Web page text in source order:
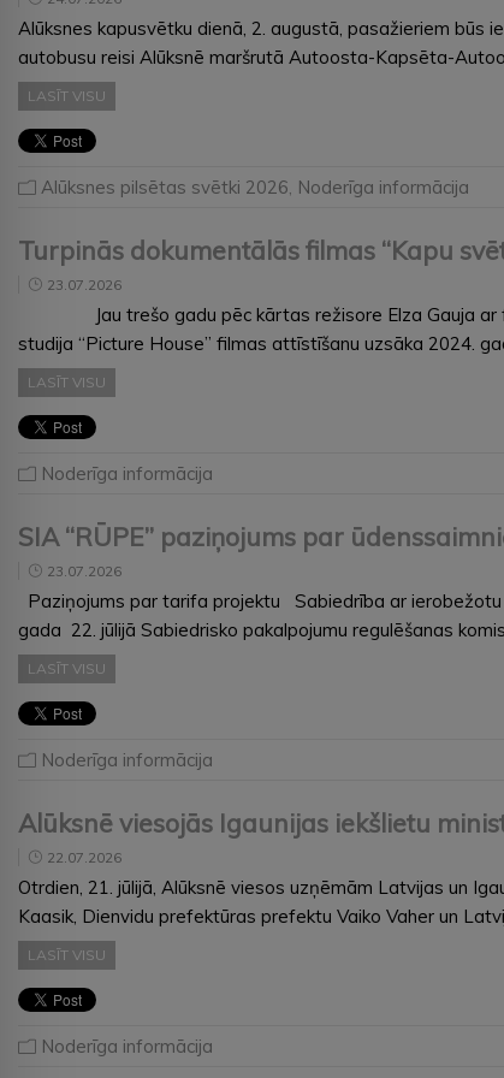
Alūksnes kapusvētku dienā, 2. augustā, pasažieriem
autobusu reisi Alūksnē maršrutā Autoosta-Kapsēta-
LASĪT VISU
Alūksnes pilsētas svētki 2026, Noderīga informācija
Turpinās dokumentālās filmas “Kapu
23.07.2026
Jau trešo gadu pēc kārtas režisore Elza Gauja ar
studija “Picture House” filmas attīstīšanu uzsāka 2024.
LASĪT VISU
Noderīga informācija
SIA “RŪPE” paziņojums par
23.07.2026
Paziņojums par tarifa projektu Sabiedrība ar ierobežotu
gada 22. jūlijā Sabiedrisko pakalpojumu regulēšanas
LASĪT VISU
Noderīga informācija
Alūksnē viesojās Igaunijas iekšlietu
22.07.2026
Otrdien, 21. jūlijā, Alūksnē viesos uzņēmām Latvijas un
Kaasik, Dienvidu prefektūras prefektu Vaiko Vaher un
LASĪT VISU
Noderīga informācija